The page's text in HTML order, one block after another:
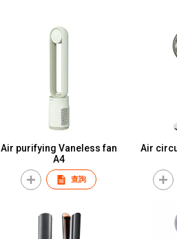
Air purifying Vaneless fan
A4
查詢
Air